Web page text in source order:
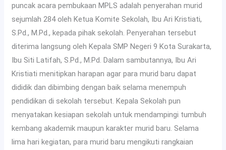
puncak acara pembukaan MPLS adalah penyerahan murid
sejumlah 284 oleh Ketua Komite Sekolah, Ibu Ari Kristiati,
S.Pd., M.Pd., kepada pihak sekolah. Penyerahan tersebut
diterima langsung oleh Kepala SMP Negeri 9 Kota Surakarta,
Ibu Siti Latifah, S.Pd., M.Pd. Dalam sambutannya, Ibu Ari
Kristiati menitipkan harapan agar para murid baru dapat
dididik dan dibimbing dengan baik selama menempuh
pendidikan di sekolah tersebut. Kepala Sekolah pun
menyatakan kesiapan sekolah untuk mendampingi tumbuh
kembang akademik maupun karakter murid baru. Selama
lima hari kegiatan, para murid baru mengikuti rangkaian